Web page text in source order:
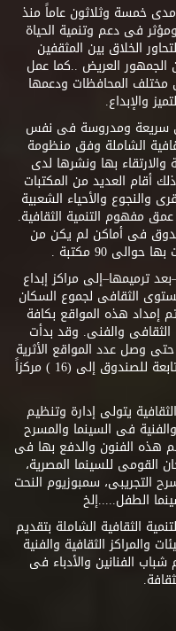
خمسة وثلاثون عاماً منذ
فعال ومؤثر فى دعم وتنمية الحياة
الخلاق بين المثقفين
الجمهور العريض ..كما عمل
المحافظات ودعمها
والإبداع.
سريعة ومدروسة فى نفس
الشاملة وفق منظومة
بها ونشرها لدى
العديد من المكتبات
والنجوع والأحياء الشعبية
مفهوم التنمية الثقافية.
فى أماكن لم يكن من
90 مكتبة .
ترميمها–إلى مراكز إبداع
الثقافى لجموع السكان
إمداد هذه المواقع بكافة
الثقافى والفنى. وقد بدأت
وامتدت حتى وصل عدد المواقع الأثرية
التى تم تحويلها إلى مراكز إبداع فنى تابعة للصندوق إلى (16 ) مركزاً
يتولى إدارة وتنظيم
فى السينما والمسرح
هذه الفنون والدفع بها فى
القومى للسينما المصرية،
التجريبى، سمبوزيوم النحت
الطفل.....إلخ
الثقافية الشاملة بتقديم
والمراكز الثقافية والفنية
الفنانين والأدباء فى